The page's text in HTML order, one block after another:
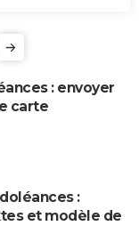
: envoyer
carte
:
et modèle de